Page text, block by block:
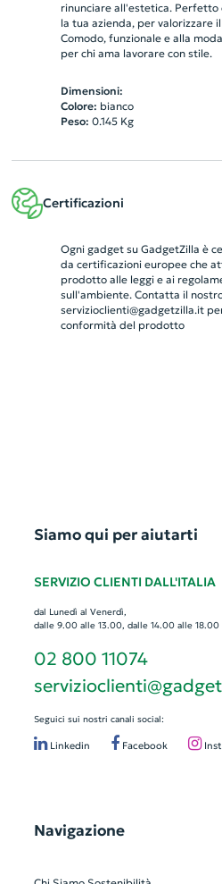
rinunciare all'estetica.
la tua azienda, per valorizzare
Comodo, funzionale e alla
per chi ama lavorare con stile.
Dimensioni:
Colore: bianco
Peso: 0.145Kg
Certificazioni
Ogni gadget su GadgetZilla è
da certificazioni europee che
prodotto alle leggi e ai
sull'ambiente. Contatta il
servizioclienti@gadgetzilla.it
conformità del prodotto
Siamo qui per aiutarti
SERVIZIO CLIENTI DALL'ITALIA
dal Lunedì al Venerdì,
dalle 9.00 alle 13.00, dalle 14.00 alle 18.00
02 800 11074
Seguici sui nostri canali social:
Linkedin Facebook
Navigazione